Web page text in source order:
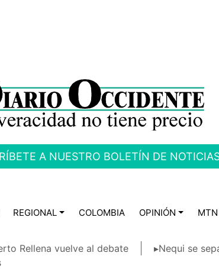
A NUESTRO BOLETÍN DE
REGIONAL COLOMBIA OPINIÓN MTN
Rellena vuelve al debate
▸Nequi se